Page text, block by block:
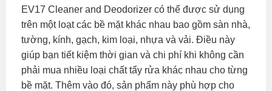
EV17 Cleaner and Deodorizer có thể được sử dụng
trên một loạt các bề mặt khác nhau bao gồm sàn nhà,
tường, kính, gạch, kim loại, nhựa và vải. Điều này
giúp bạn tiết kiệm thời gian và chi phí khi không cần
phải mua nhiều loại chất tẩy rửa khác nhau cho từng
bề mặt. Thêm vào đó, sản phẩm này phù hợp cho